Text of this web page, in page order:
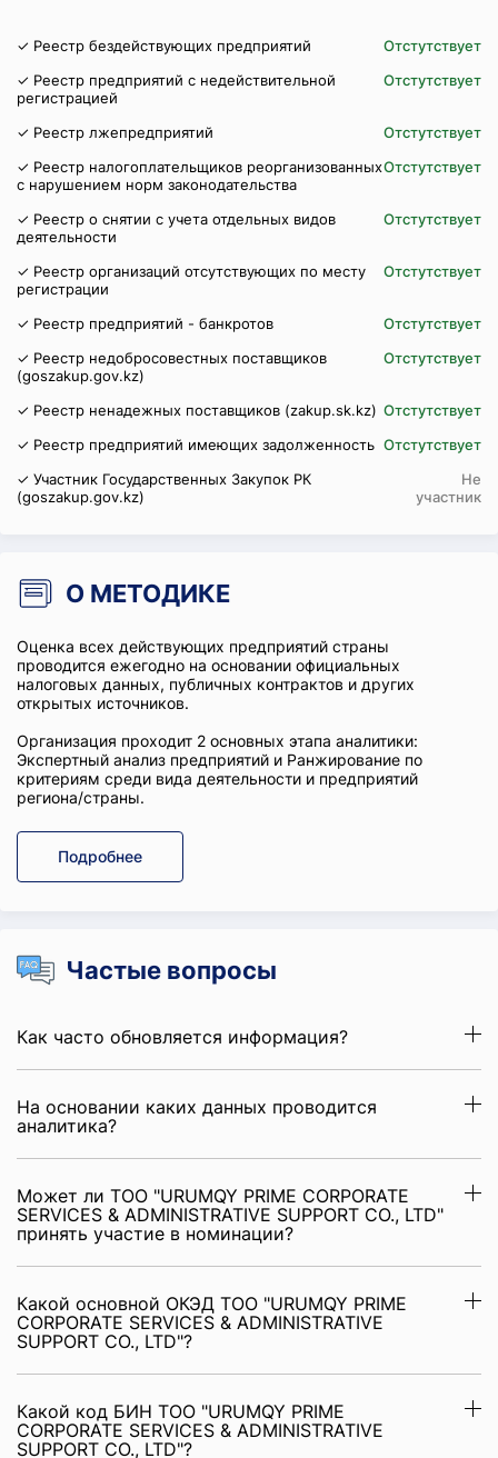
✓ Реестр бездействующих предприятий
Отстутствует
✓ Реестр предприятий с недействительной
регистрацией
Отстутствует
✓ Реестр лжепредприятий
Отстутствует
✓ Реестр налогоплательщиков реорганизованных
с нарушением норм законодательства
Отстутствует
✓ Реестр о снятии с учета отдельных видов
деятельности
Отстутствует
✓ Реестр организаций отсутствующих по месту
регистрации
Отстутствует
✓ Реестр предприятий - банкротов
Отстутствует
✓ Реестр недобросовестных поставщиков
(goszakup.gov.kz)
Отстутствует
✓ Реестр ненадежных поставщиков (zakup.sk.kz) Отстутствует
✓ Реестр предприятий имеющих задолженность Отстутствует
✓ Участник Государственных Закупок РК
(goszakup.gov.kz)
Не
участник
О МЕТОДИКЕ
Оценка всех действующих предприятий страны
проводится ежегодно на основании официальных
налоговых данных, публичных контрактов и других
открытых источников.
Организация проходит 2 основных этапа аналитики:
Экспертный анализ предприятий и Ранжирование по
критериям среди вида деятельности и предприятий
региона/страны.
Подробнее
Частые вопросы
Как часто обновляется информация?
На основании каких данных проводится
аналитика?
Может ли ТОО "URUMQY PRIME CORPORATE
SERVICES & ADMINISTRATIVE SUPPORT CO., LTD"
принять участие в номинации?
Какой основной ОКЭД ТОО "URUMQY PRIME
CORPORATE SERVICES & ADMINISTRATIVE
SUPPORT CO., LTD"?
Какой код БИН ТОО "URUMQY PRIME
CORPORATE SERVICES & ADMINISTRATIVE
SUPPORT CO., LTD"?